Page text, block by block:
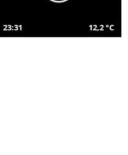
23:31 12,2 °C